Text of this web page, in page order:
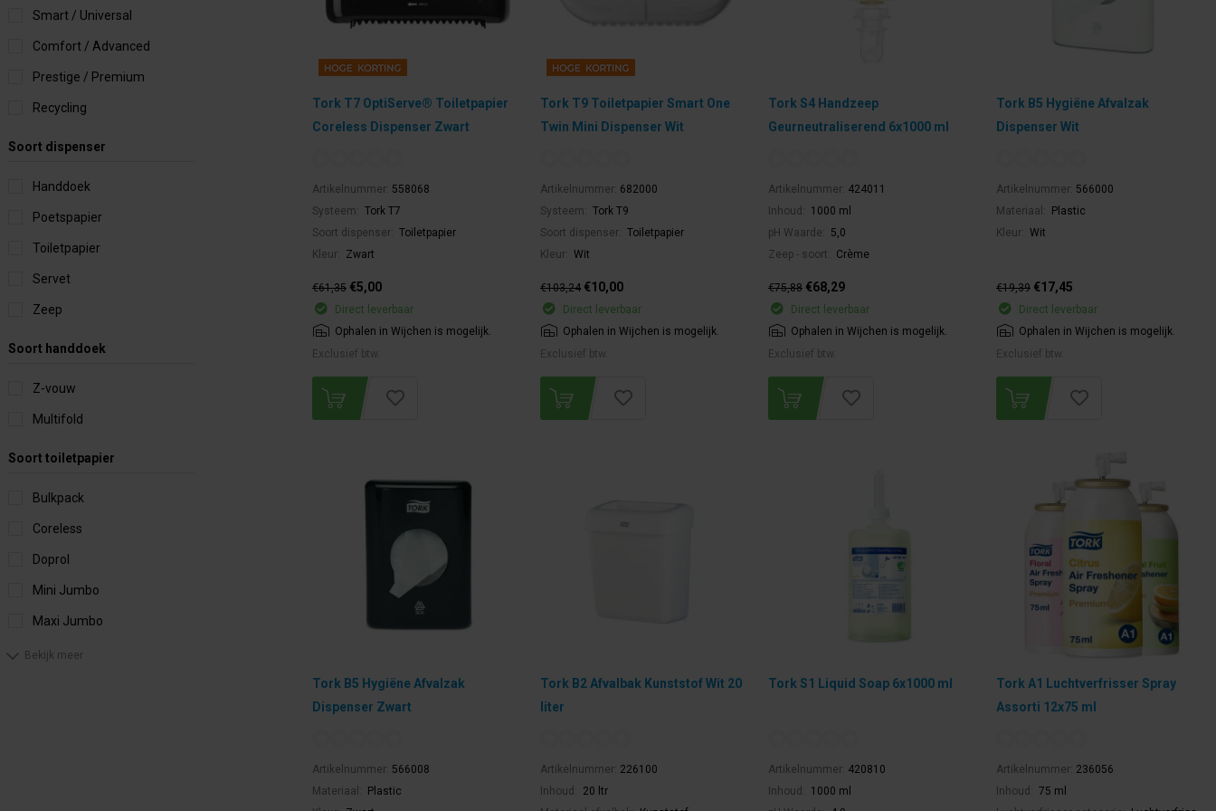
Smart / Universal
Comfort / Advanced
Prestige / Premium
Recycling
Soort dispenser
Handdoek
Poetspapier
Toiletpapier
Servet
Zeep
Soort handdoek
Z-vouw
Multifold
Soort toiletpapier
Bulkpack
Coreless
Doprol
Mini Jumbo
Maxi Jumbo
Bekijk meer
Tork T7 OptiServe® Toiletpapier
Coreless Dispenser Zwart
Artikelnummer: 558068
Systeem:
Tork T7
Soort dispenser:
Toiletpapier
Kleur:
Zwart
€61,35 €5,00
Direct leverbaar
Ophalen in Wijchen is mogelijk.
Exclusief btw.
Tork T9 Toiletpapier Smart One
Twin Mini Dispenser Wit
Artikelnummer: 682000
Systeem:
Tork T9
Soort dispenser:
Toiletpapier
Kleur:
Wit
€103,24 €10,00
Direct leverbaar
Ophalen in Wijchen is mogelijk.
Exclusief btw.
Tork S4 Handzeep
Geurneutraliserend 6x1000 ml
Artikelnummer: 424011
Inhoud:
1000 ml
pH Waarde:
5,0
Zeep - soort:
Crème
€75,88 €68,29
Direct leverbaar
Ophalen in Wijchen is mogelijk.
Exclusief btw.
Tork B5 Hygiëne Afvalzak
Dispenser Wit
Artikelnummer: 566000
Materiaal:
Plastic
Kleur:
Wit
€19,39 €17,45
Direct leverbaar
Ophalen in Wijchen is mogelijk.
Exclusief btw.
Tork B5 Hygiëne Afvalzak
Dispenser Zwart
Artikelnummer: 566008
Materiaal:
Plastic
Tork B2 Afvalbak Kunststof Wit 20
liter
Artikelnummer: 226100
Inhoud:
20 ltr
Tork S1 Liquid Soap 6x1000 ml
Artikelnummer: 420810
Inhoud:
1000 ml
Tork A1 Luchtverfrisser Spray
Assorti 12x75 ml
Artikelnummer: 236056
Inhoud:
75 ml